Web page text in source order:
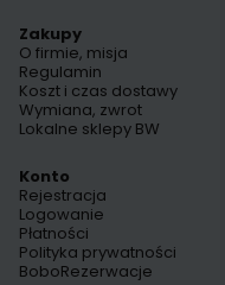
Zakupy
O firmie, misja
Regulamin
Koszt i czas dostawy
Wymiana, zwrot
Lokalne sklepy BW
Konto
Rejestracja
Logowanie
Płatności
Polityka prywatności
BoboRezerwacje